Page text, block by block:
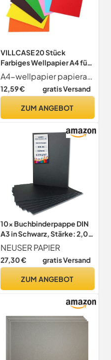
VILLCASE 20 Stück
Farbiges Wellpapier A4 für
Bastelarbeiten und
Handwerksprojekte
Bastelmaterial für Kinder
Selbstgemacht Projekte
A4-wellpapier papierarbeiten haben nicht nur eine dekorative wirkung, sondern haben auch einen guten praktischen wert, der das der menschen erheblich bereichern kann, diy-papier
12,59 € gratis Versand
ZUM ANGEBOT
10x Buchbinderpappe DIN
A3 in Schwarz, Stärke: 2,0
mm, Grammatur: 1.340
g/m²
NEUSER PAPIER
27,30 € gratis Versand
ZUM ANGEBOT